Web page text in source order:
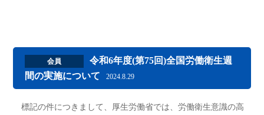
会員
令和6年度(第75回)全国労働衛生週
間の実施について
2024.8.29
標記の件につきまして、厚生労働省では、労働衛生意識の高